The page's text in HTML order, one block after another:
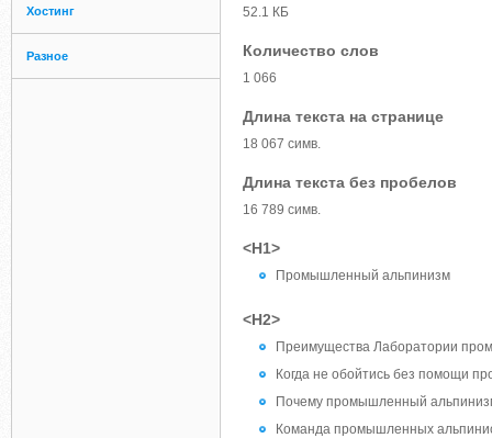
Хостинг
Разное
52.1 КБ
Количество слов
1 066
Длина текста на странице
18 067 симв.
Длина текста без пробелов
16 789 симв.
<H1>
Промышленный альпинизм
<H2>
Преимущества Лаборатории
Когда не обойтись без помощи
Почему промышленный
Команда промышленных